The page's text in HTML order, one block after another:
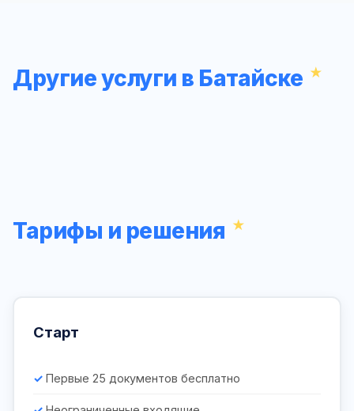
Другие услуги в Батайске
Тарифы и решения
Старт
Первые 25 документов бесплатно